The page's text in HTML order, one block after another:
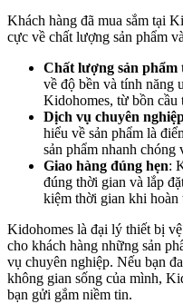
Khách hàng đã mua sắm tại
cực về chất lượng sản phẩm
Chất lượng sản phẩm
về độ bền và tính năng
Kidohomes, từ bồn cầu
Dịch vụ chuyên
hiểu về sản phẩm là
sản phẩm nhanh chóng
Giao hàng đúng hẹn:
đúng thời gian và lắp
kiệm thời gian khi hoàn
Kidohomes là đại lý thiết bị
cho khách hàng những sản
vụ chuyên nghiệp. Nếu bạn
không gian sống của mình,
bạn gửi gắm niềm tin.